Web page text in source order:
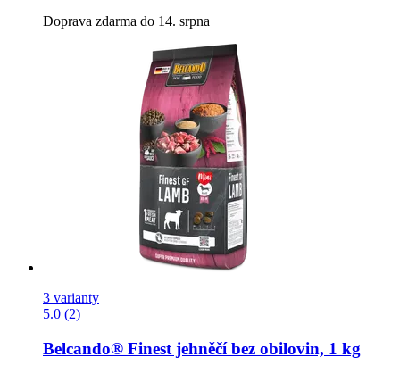
Doprava zdarma do 14. srpna
3 varianty
5.0 (2)
Belcando® Finest jehněčí bez obilovin, 1 kg